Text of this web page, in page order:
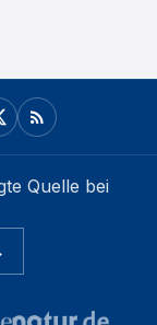
Quelle bei